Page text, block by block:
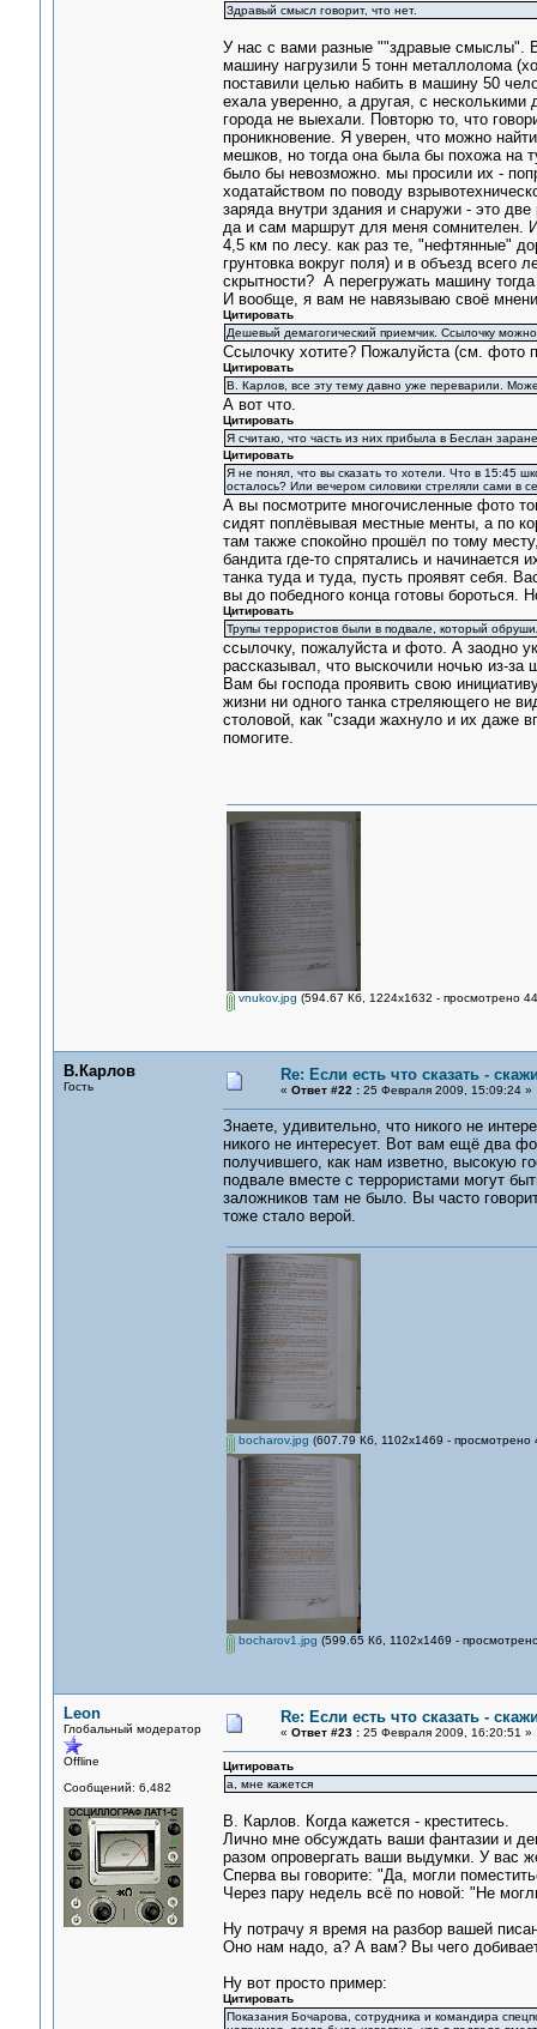
Здравый смысл говорит, что нет.
У нас с вами разные ""здравые смыслы".
машину нагрузили 5 тонн металлолома
поставили целью набить в машину 50
ехала уверенно, а другая, с
города не выехали. Повторю то, что
проникновение. Я уверен, что можно
мешков, но тогда она была бы похожа на
было бы невозможно. мы просили их -
ходатайством по поводу
заряда внутри здания и снаружи - это
да и сам маршрут для меня сомнителен.
4,5 км по лесу. как раз те, "нефтянные"
грунтовка вокруг поля) и в объезд
скрытности? А перегружать машину
И вообще, я вам не навязываю своё
Цитировать
Дешевый демагогический приемчик. Ссылочку
Ссылочку хотите? Пожалуйста (см. фото
Цитировать
В. Карлов, все эту тему давно уже переварили.
А вот что.
Цитировать
Я считаю, что часть из них прибыла в Беслан
Цитировать
Я не понял, что вы сказать то хотели. Что в 15:45
осталось? Или вечером силовики стреляли сами в
А вы посмотрите многочисленные фото
сидят поплёвывая местные менты, а по
там также спокойно прошёл по тому
бандита где-то спрятались и начинается
танка туда и туда, пусть проявят себя.
вы до победного конца готовы бороться.
Цитировать
Трупы террористов были в подвале, который
ссылочку, пожалуйста и фото. А заодно
рассказывал, что выскочили ночью из-за
Вам бы господа проявить свою
жизни ни одного танка стреляющего не
столовой, как "сзади жахнуло и их даже
помогите.
vnukov.jpg (594.67 Кб, 1224x1632 - просмотрено
В.Карлов
Гость
Re: Если есть что сказать -
« Ответ #22 :25 Февраля 2009, 15:09:24 »
Знаете, удивительно, что никого не
никого не интересует. Вот вам ещё два
получившего, как нам изветно, высокую
подвале вместе с террористами могут
заложников там не было. Вы часто
тоже стало верой.
bocharov.jpg (607.79 Кб, 1102x1469 - просмотрено
bocharov1.jpg (599.65 Кб, 1102x1469 -
Leon
Глобальный модератор
Offline
Сообщений: 6,482
Re: Если есть что сказать -
« Ответ #23 :25 Февраля 2009, 16:20:51 »
Цитировать
а, мне кажется
В. Карлов. Когда кажется - креститесь.
Лично мне обсуждать ваши фантазии и
разом опровергать ваши выдумки. У вас
Сперва вы говорите: "Да, могли
Через пару недель всё по новой: "Не
Ну потрачу я время на разбор вашей
Оно нам надо, а? А вам? Вы чего
Ну вот просто пример:
Цитировать
Показания Бочарова, сотрудника и командира